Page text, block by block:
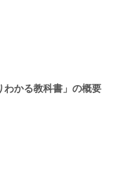
わかる教科書」の概要